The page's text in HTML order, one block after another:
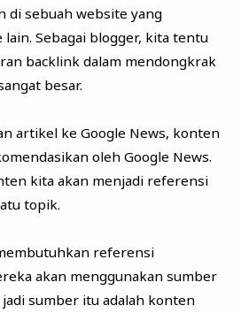
di sebuah website yang
Sebagai blogger, kita tentu
backlink dalam mendongkrak
besar.
artikel ke Google News, konten
oleh Google News.
kita akan menjadi referensi
topik.
referensi
akan menggunakan sumber
sumber itu adalah konten